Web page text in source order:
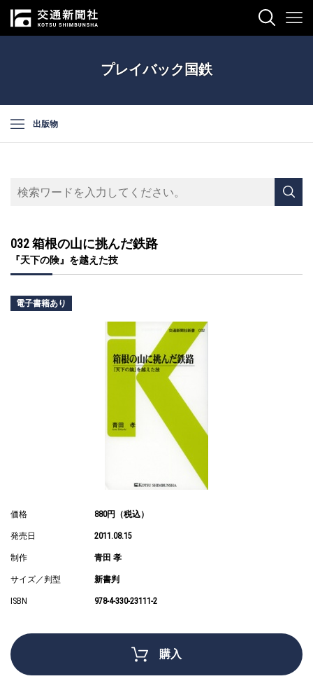
プレイバック国鉄
出版物
032 箱根の山に挑んだ鉄路
『天下の険』を越えた技
電子書籍あり
価格 880円（税込）
発売日 2011.08.15
制作 青田 孝
サイズ／判型 新書判
ISBN 978-4-330-23111-2
購入